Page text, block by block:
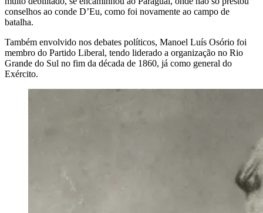
conselhos ao conde D’Eu, como foi novamente ao campo de
batalha.
Também envolvido nos debates políticos, Manoel Luís Osório foi
membro do Partido Liberal, tendo liderado a organização no Rio
Grande do Sul no fim da década de 1860, já como general do
Exército.